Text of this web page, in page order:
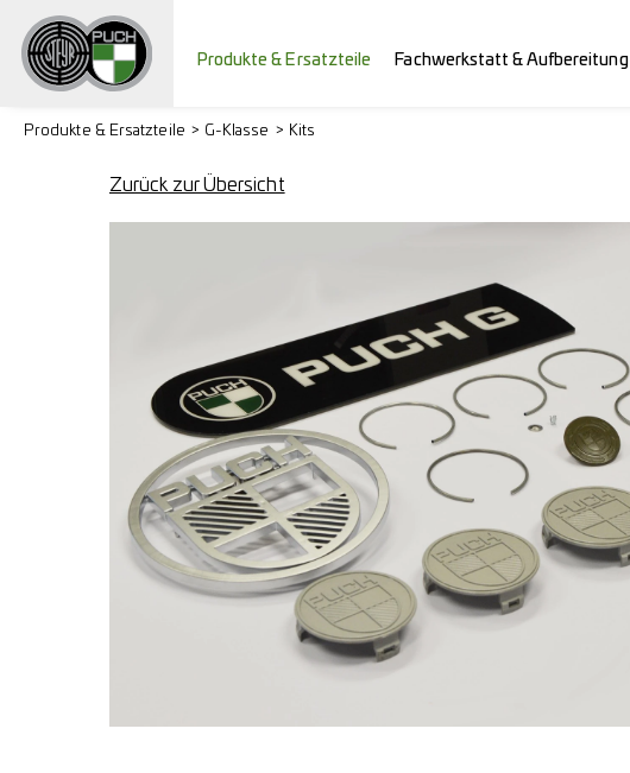
Produkte & Ersatzteile Fachwerkstatt & Aufbereitung
Produkte & Ersatzteile G-Klasse Kits
Zurück zur Übersicht